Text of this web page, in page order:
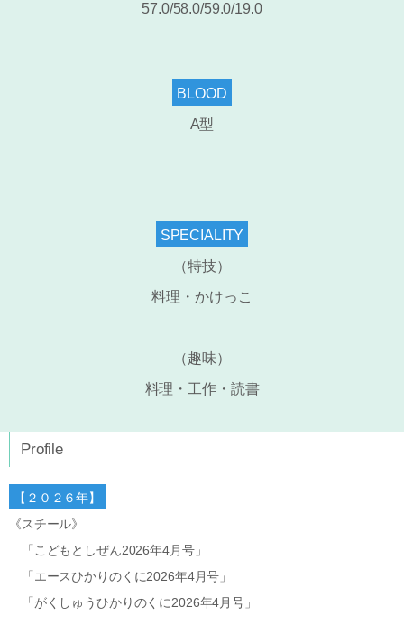
57.0/58.0/59.0/19.0
BLOOD
A型
SPECIALITY
（特技）
料理・かけっこ
（趣味）
料理・工作・読書
Profile
【２０２６年】
《スチール》
「こどもとしぜん2026年4月号」
「エースひかりのくに2026年4月号」
「がくしゅうひかりのくに2026年4月号」